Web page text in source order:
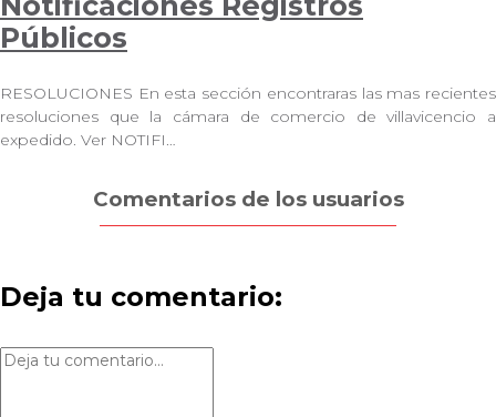
Públicos
RESOLUCIONES En esta sección encontraras las mas recientes
resoluciones que la cámara de comercio de villavicencio a
expedido. Ver NOTIFI…
Comentarios de los usuarios
Deja tu comentario: